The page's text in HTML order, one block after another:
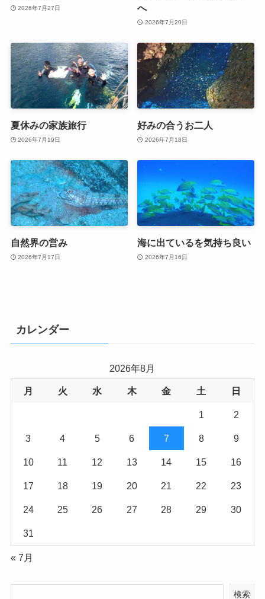
2026年7月27日
へ
2026年7月20日
夏休みの家族旅行
2026年7月19日
好みの合うお二人
2026年7月18日
自然界の営み
2026年7月17日
海に出ているを気持ち良い
2026年7月16日
カレンダー
2026年8月
月 火 水 木 金 土 日
1 2
3 4 5 6 7 8 9
10 11 12 13 14 15 16
17 18 19 20 21 22 23
24 25 26 27 28 29 30
31
« 7月
検索